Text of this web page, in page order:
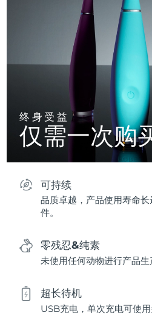
终身受益
仅需一次购
可持续
品质卓越，产品使用寿命
件。
零残忍&纯素
未使用任何动物进行产品生
超长待机
USB充电，单次充电可使